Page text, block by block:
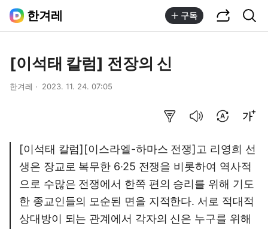
한겨레 구독
[이석태 칼럼] 전장의 신
한겨레 2023. 11. 24. 07:05
[이석태 칼럼][이스라엘-하마스 전쟁]고 리영희 선
생은 장교로 복무한 6·25 전쟁을 비롯하여 역사적
으로 수많은 전쟁에서 한쪽 편의 승리를 위해 기도
한 종교인들의 모순된 면을 지적한다. 서로 적대적
상대방이 되는 관계에서 각자의 신은 누구를 위해